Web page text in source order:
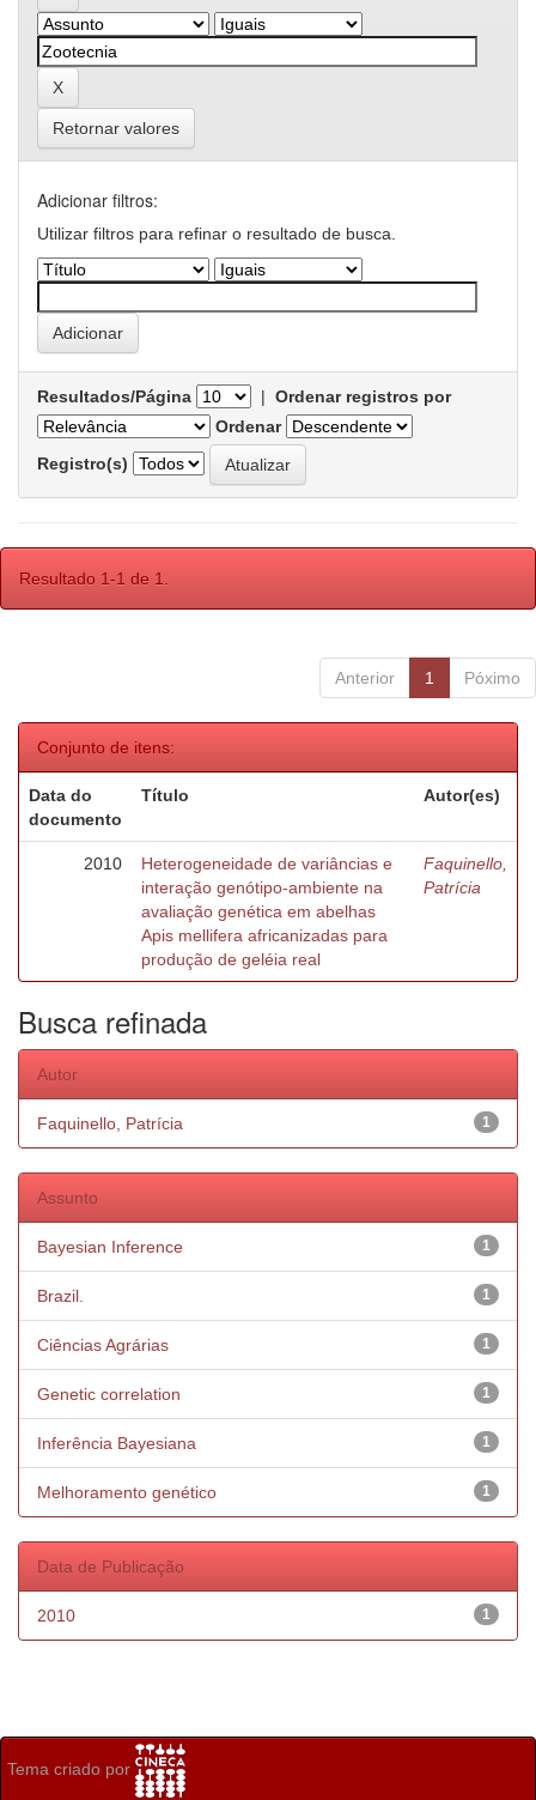
Retornar valores
Adicionar filtros:
Utilizar filtros para refinar o resultado de busca.
Resultados/Página | Ordenar registros por
Ordenar
Registro(s)
Resultado 1-1 de 1.
Anterior 1 Póximo
Conjunto de itens:
Data do
documento
Título Autor(es)
2010
Heterogeneidade de variâncias e
interação genótipo-ambiente na
avaliação genética em abelhas
Apis mellifera africanizadas para
produção de geléia real
Faquinello,
Patrícia
Busca refinada
Autor
1
Faquinello, Patrícia
Assunto
1
Bayesian Inference
1
Brazil.
1
Ciências Agrárias
1
Genetic correlation
1
Inferência Bayesiana
1
Melhoramento genético
Data de Publicação
1
2010
Tema criado por